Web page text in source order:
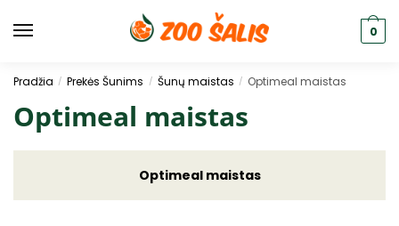
0
Pradžia / Prekės Šunims / Šunų maistas / Optimeal maistas
Optimeal maistas
Optimeal maistas